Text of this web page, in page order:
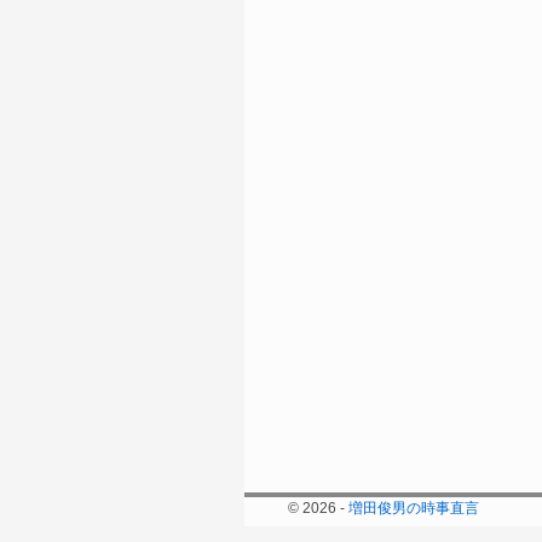
© 2026 - 増田俊男の時事直言